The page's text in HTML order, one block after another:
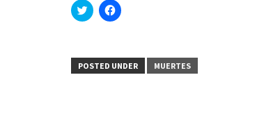
Haz
clic
(Se
abre
Haz
clic
(Se
abre
POSTED UNDER MUERTES